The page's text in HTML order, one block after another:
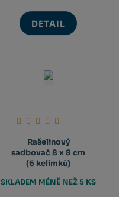
DETAIL
Rašelinový
sadbovač 8 x 8 cm
(6 kelímků)
SKLADEM MÉNĚ NEŽ 5 KS